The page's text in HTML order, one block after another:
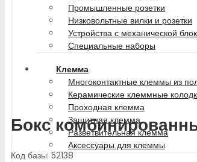
Промышленные розетки
Низковольтные вилки и розетки
Устройства с механической
Специальные наборы
Клемма
Многоконтактные клеммы из
Керамические клеммные
Проходная клемма
Защитная клемма
Разветвительная клемма
Аксессуары для клеммы
Бокс
Код базы: 52138